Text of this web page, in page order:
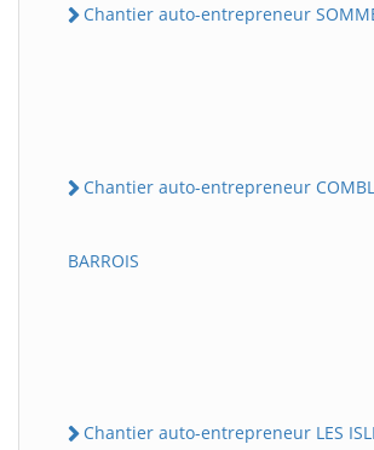
Chantier auto-entrepreneur
Chantier auto-entrepreneur
BARROIS
Chantier auto-entrepreneur LES